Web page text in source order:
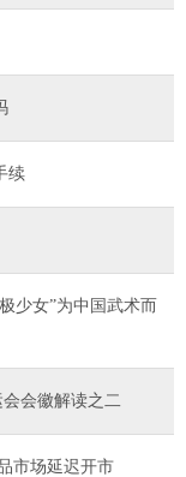
续
少女”为中国武术而
会徽解读之二
市场延迟开市